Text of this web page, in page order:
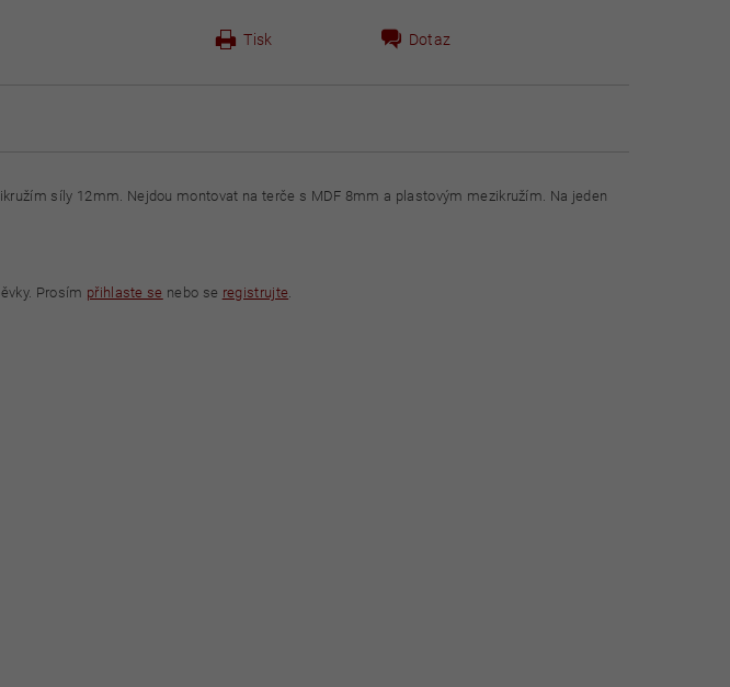
Tisk Dotaz
síly 12mm. Nejdou montovat na terče s MDF 8mm a plastovým mezikružím. Na jeden
Prosím přihlaste se nebo se registrujte.